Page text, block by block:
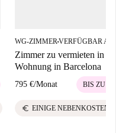
WG-ZIMMER■VERFÜGBAR AB
Zimmer zu vermieten in
Wohnung in Barcelona
795 €/Monat BIS ZU 5
euro EINIGE NEBENKOSTEN